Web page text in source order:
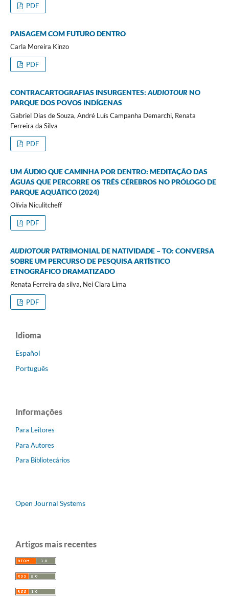
PDF
PAISAGEM COM FUTURO DENTRO
Carla Moreira Kinzo
PDF
CONTRACARTOGRAFIAS INSURGENTES: AUDIOTOUR NO
PARQUE DOS POVOS INDÍGENAS
Gabriel Dias de Souza, André Luís Campanha Demarchi, Renata
Ferreira da Silva
PDF
UM ÁUDIO QUE CAMINHA POR DENTRO: MEDITAÇÃO DAS
ÁGUAS QUE PERCORRE OS TRÊS CÉREBROS NO PRÓLOGO DE
PARQUE AQUÁTICO (2024)
Olívia Niculitcheff
PDF
AUDIOTOUR PATRIMONIAL DE NATIVIDADE – TO: CONVERSA
SOBRE UM PERCURSO DE PESQUISA ARTÍSTICO
ETNOGRÁFICO DRAMATIZADO
Renata Ferreira da silva, Nei Clara Lima
PDF
Idioma
Español
Português
Informações
Para Leitores
Para Autores
Para Bibliotecários
Open Journal Systems
Artigos mais recentes